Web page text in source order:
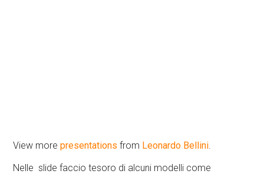
View morepresentations from Leonardo Bellini.
Nelle slide faccio tesoro di alcuni modelli come